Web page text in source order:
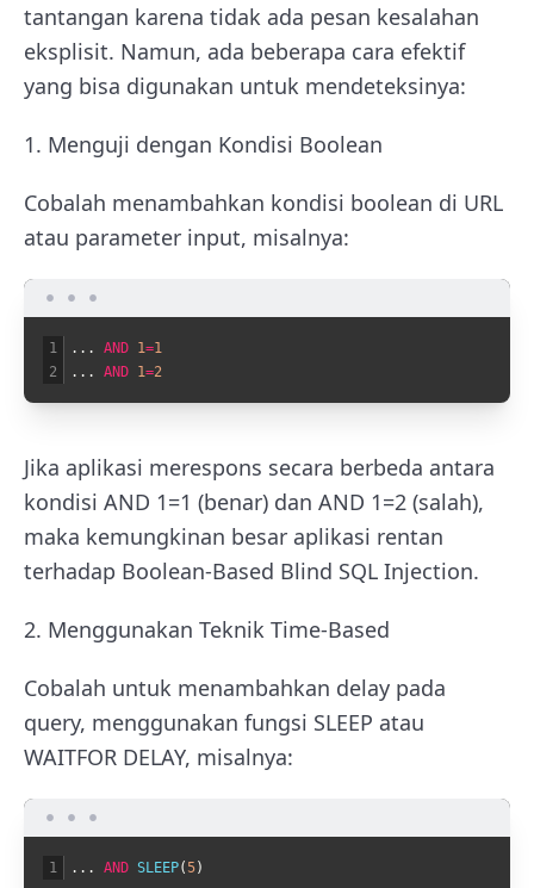
tantangan karena tidak ada pesan kesalahan
eksplisit. Namun, ada beberapa cara efektif
yang bisa digunakan untuk mendeteksinya:
1. Menguji dengan Kondisi Boolean
Cobalah menambahkan kondisi boolean di URL
atau parameter input, misalnya:
1
2
. . . AND 1=1
. . . AND 1=2
Jika aplikasi merespons secara berbeda antara
kondisi AND 1=1 (benar) dan AND 1=2 (salah),
maka kemungkinan besar aplikasi rentan
terhadap Boolean-Based Blind SQL Injection.
2. Menggunakan Teknik Time-Based
Cobalah untuk menambahkan delay pada
query, menggunakan fungsi SLEEP atau
WAITFOR DELAY, misalnya:
1 . . . AND SLEEP(5)